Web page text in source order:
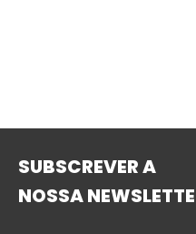
SUBSCREVER A
NOSSA